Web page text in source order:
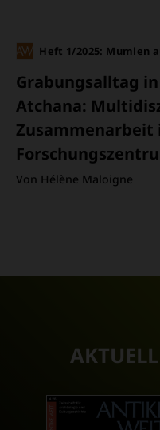
Heft 1/2025: Mumien
Grabungsalltag in
Atchana:
Zusammenarbeit
Von Hélène Maloigne